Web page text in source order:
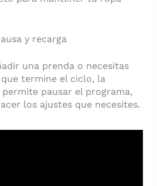
y recarga
una prenda o necesitas
termine el ciclo, la
pausar el programa,
los ajustes que necesites.